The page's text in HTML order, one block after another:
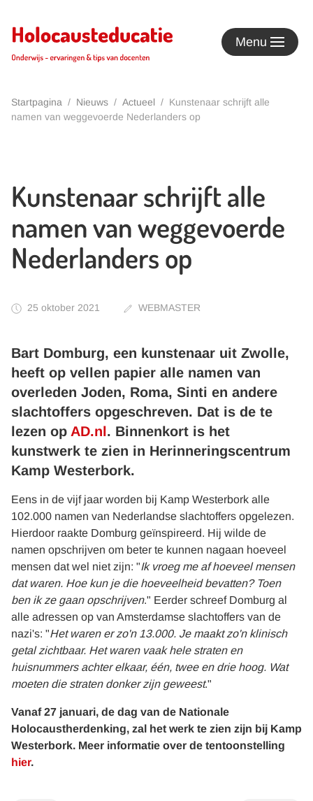
Terug naar hoofdinhoud Menu
Startpagina Nieuws Actueel
Kunstenaar schrijft alle
namen van weggevoerde Nederlanders op
Kunstenaar schrijft alle
namen van weggevoerde
Nederlanders op
25 oktober 2021 WEBMASTER
Bart Domburg, een kunstenaar uit Zwolle,
heeft op vellen papier alle namen van
overleden Joden, Roma, Sinti en andere
slachtoffers opgeschreven. Dat is de te
lezen op AD.nl. Binnenkort is het
kunstwerk te zien in Herinneringscentrum
Kamp Westerbork.
Eens in de vijf jaar worden bij Kamp Westerbork alle
102.000 namen van Nederlandse slachtoffers opgelezen.
Hierdoor raakte Domburg geïnspireerd. Hij wilde de
namen opschrijven om beter te kunnen nagaan hoeveel
mensen dat wel niet zijn: "Ik vroeg me af hoeveel mensen
dat waren. Hoe kun je die hoeveelheid bevatten? Toen
ben ik ze gaan opschrijven." Eerder schreef Domburg al
alle adressen op van Amsterdamse slachtoffers van de
nazi's: "Het waren er zo'n 13.000. Je maakt zo'n klinisch
getal zichtbaar. Het waren vaak hele straten en
huisnummers achter elkaar, één, twee en drie hoog. Wat
moeten die straten donker zijn geweest."
Vanaf 27 januari, de dag van de Nationale
Holocaustherdenking, zal het werk te zien zijn bij Kamp
Westerbork. Meer informatie over de tentoonstelling
hier.